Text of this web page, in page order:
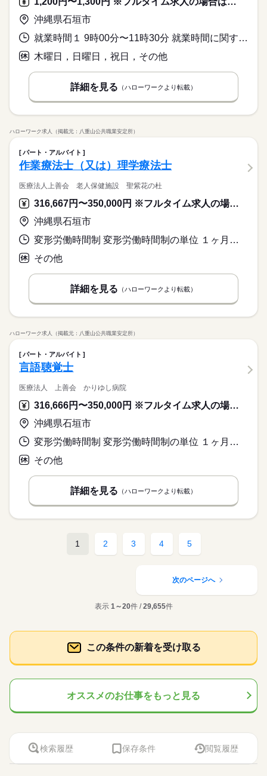
大手企業
ブランクOK
日払い
週払い 禁煙・分煙 派遣活躍中 英語不要
就業時間・曜日
土日祝休 平日休み 家庭都合休可 シフト勤務
働き方・環境
大手企業 ブランクOK 社会保険制度
週払い 禁煙・分煙
続きを読む
休日・休暇 火曜 金曜
火曜日、水曜日
沖縄県石垣市
就業時間１ 9時00分〜11時30分 就業時間に関する特記事項 ＊勤務日数、曜日相談可能です
木曜日，日曜日，祝日，その他
詳細を見る （ハローワークより転載）
ハローワーク求人（掲載元：八重山公共職業安定所）
パート・アルバイト
作業療法士（又は）理学療法士
医療法人上善会 老人保健施設 聖紫花の杜
316,667円〜350,000円 ※フルタイム求人の場合は月額（換算額）、パート求人の場合は時間額を表示しています。
沖縄県石垣市
変形労働時間制 変形労働時間制の単位 １ヶ月単位 就業時間１ 8時30分〜17時30分
その他
詳細を見る （ハローワークより転載）
ハローワーク求人（掲載元：八重山公共職業安定所）
パート・アルバイト
言語聴覚士
医療法人 上善会 かりゆし病院
316,666円〜350,000円 ※フルタイム求人の場合は月額（換算額）、パート求人の場合は時間額を表示しています。
沖縄県石垣市
変形労働時間制 変形労働時間制の単位 １ヶ月単位 就業時間１ 8時30分〜17時30分
その他
詳細を見る （ハローワークより転載）
1 2 3 4 5
次のページへ
表示 1～20件 /29,655件
この条件の新着を受け取る
オススメのお仕事をもっと見る
検索履歴 保存条件 閲覧履歴